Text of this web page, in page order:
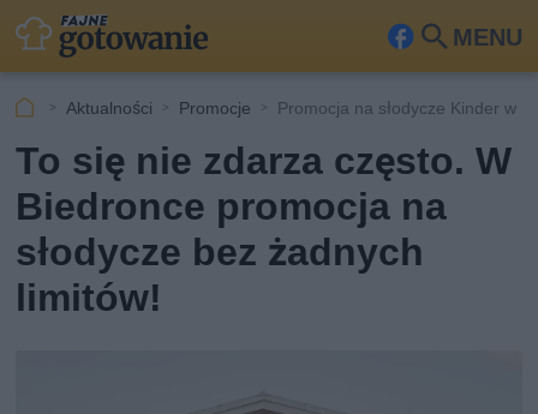
MENU
Fa
ceb
ook
Szu
Aktualności Promocje Promocja na słodycze Kinder w
To się nie zdarza często. W
Biedronce promocja na
słodycze bez żadnych
limitów!